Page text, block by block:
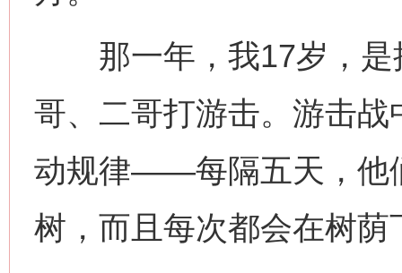
那一年，我17岁，是
哥、二哥打游击。游击
动规律——每隔五天，他
树，而且每次都会在树荫